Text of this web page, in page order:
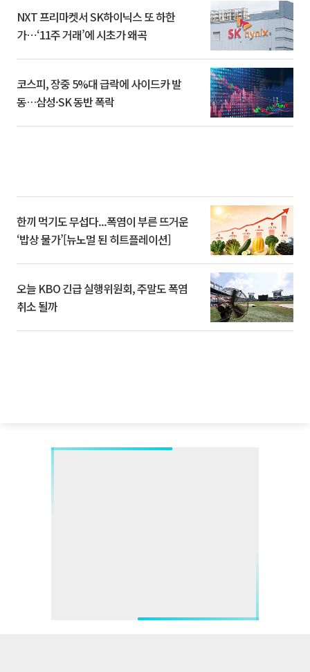
NXT 프리마켓서 SK하이닉스 또 하한
가⋯‘11주 거래’에 시초가 왜곡
코스피, 장중 5%대 급락에 사이드카 발
동…삼성·SK 동반 폭락
한끼 먹기도 무섭다...폭염이 부른 뜨거운
‘밥상 물가’[뉴노멀 된 히트플레이션]
오늘 KBO 긴급 실행위원회, 주말도 폭염
취소 될까